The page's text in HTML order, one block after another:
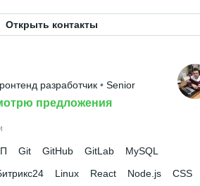
системы и
Открыть контакты
разработчик • Senior
предложения
Git GitHub GitLab
MySQL
Linux React Node.js CSS